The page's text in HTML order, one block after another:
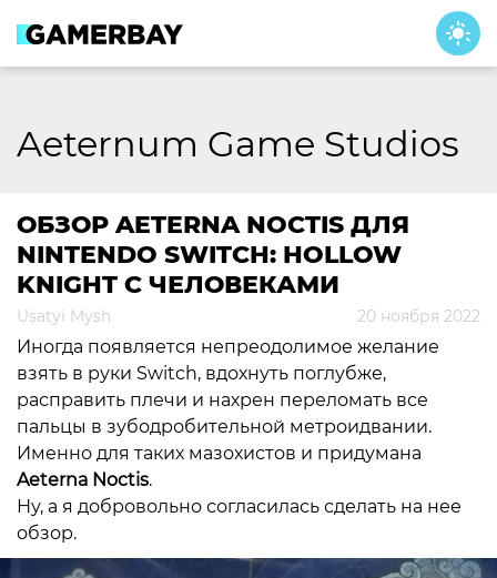
content
Aeternum Game Studios
ОБЗОР AETERNA NOCTIS ДЛЯ
NINTENDO SWITCH: HOLLOW
KNIGHT С ЧЕЛОВЕКАМИ
Usatyi Mysh 20 ноября 2022
Иногда появляется непреодолимое желание
взять в руки Switch, вдохнуть поглубже,
расправить плечи и нахрен переломать все
пальцы в зубодробительной метроидвании.
Именно для таких мазохистов и придумана
Aeterna Noctis.
Ну, а я добровольно согласилась сделать на нее
обзор.